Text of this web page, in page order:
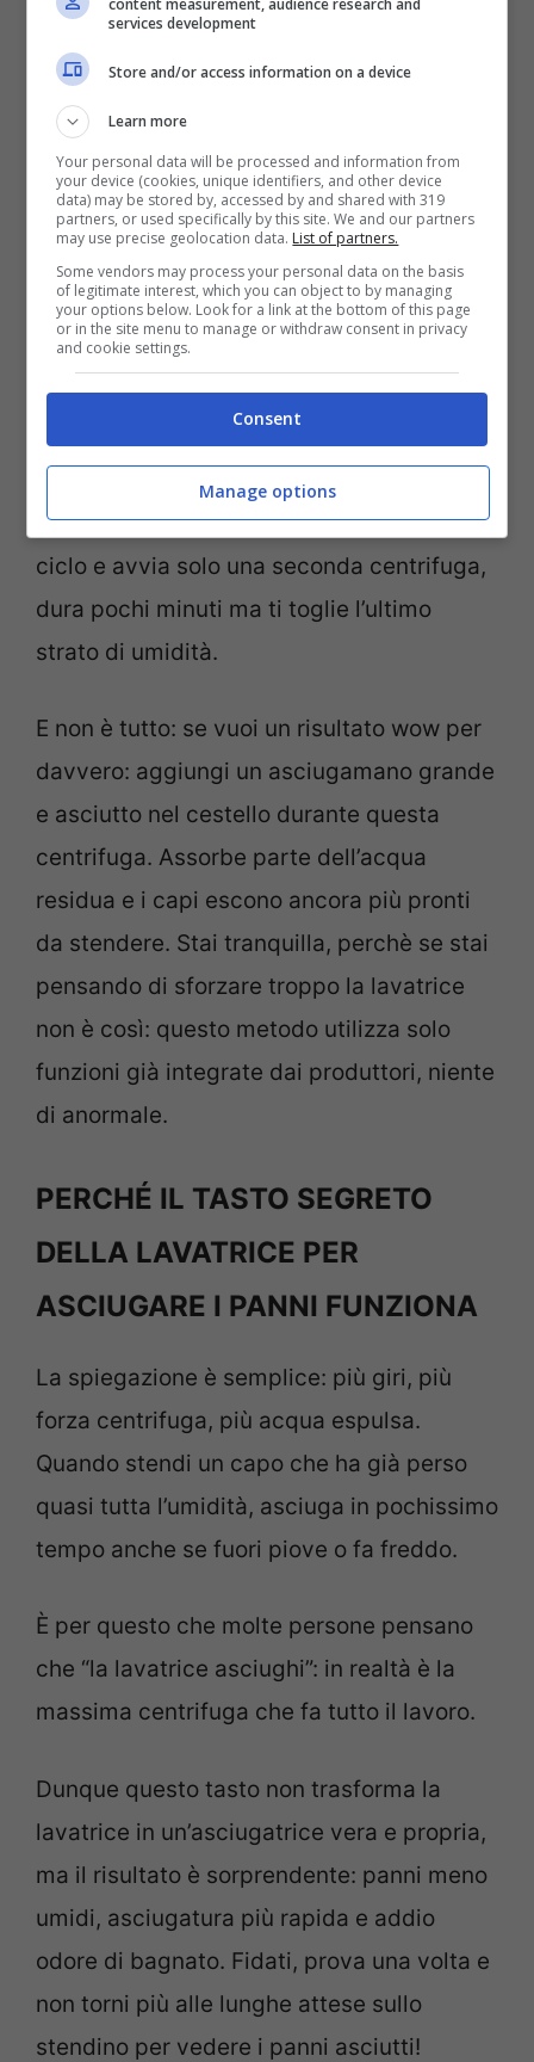
stendilo in una zona ventilata: l’asciugatura
sarà molto più rapida.
Ma vuoi migliorare ancora? Fai terminare il
ciclo e avvia solo una seconda centrifuga,
dura pochi minuti ma ti toglie l’ultimo
strato di umidità.
E non è tutto: se vuoi un risultato wow per
davvero: aggiungi un asciugamano grande
e asciutto nel cestello durante questa
centrifuga. Assorbe parte dell’acqua
residua e i capi escono ancora più pronti
da stendere. Stai tranquilla, perchè se stai
pensando di sforzare troppo la lavatrice
non è così: questo metodo utilizza solo
funzioni già integrate dai produttori, niente
di anormale.
PERCHÉ IL TASTO SEGRETO
DELLA LAVATRICE PER
ASCIUGARE I PANNI FUNZIONA
La spiegazione è semplice: più giri, più
forza centrifuga, più acqua espulsa.
Quando stendi un capo che ha già perso
quasi tutta l’umidità, asciuga in pochissimo
tempo anche se fuori piove o fa freddo.
È per questo che molte persone pensano
che “la lavatrice asciughi”: in realtà è la
massima centrifuga che fa tutto il lavoro.
Dunque questo tasto non trasforma la
lavatrice in un’asciugatrice vera e propria,
ma il risultato è sorprendente: panni meno
umidi, asciugatura più rapida e addio
odore di bagnato. Fidati, prova una volta e
non torni più alle lunghe attese sullo
stendino per vedere i panni asciutti!
content measurement, audience research and
services development
Store and/or access information on a device
Learn more
Your personal data will be processed and information from
your device (cookies, unique identifiers, and other device
data) may be stored by, accessed by and shared with 319
partners, or used specifically by this site. We and our partners
may use precise geolocation data. List of partners.
Some vendors may process your personal data on the basis
of legitimate interest, which you can object to by managing
your options below. Look for a link at the bottom of this page
or in the site menu to manage or withdraw consent in privacy
and cookie settings.
Consent
Manage options